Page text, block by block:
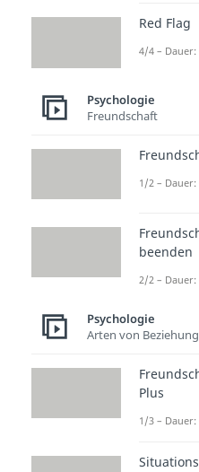
wir
anderen
Menschen
dennoch
bleiben
Gerade mit
können
auftreten.
Elemente
Red Flag
4/4 – Dauer:
Psychologie
Freundschaft
1/2 – Dauer:
beenden
2/2 – Dauer:
Psychologie
Arten von
Plus
1/3 – Dauer: